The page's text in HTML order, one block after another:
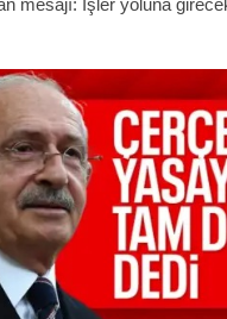
mesajı: İşler yoluna